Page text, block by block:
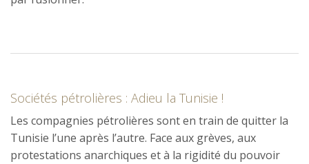
Sociétés pétrolières : Adieu la Tunisie !
Les compagnies pétrolières sont en train de quitter la
Tunisie l’une après l’autre. Face aux grèves, aux
protestations anarchiques et à la rigidité du pouvoir